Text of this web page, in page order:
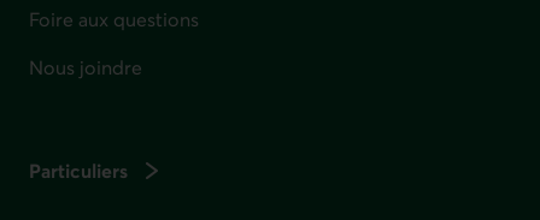
Foire aux questions
Nous joindre
Particuliers